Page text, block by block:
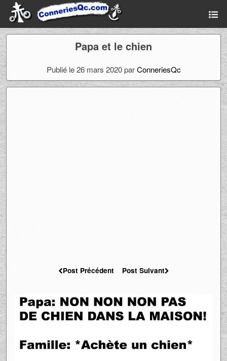
Papa et le chien
Publié le 26 mars 2020 parConneriesQc
Post Précédent Post Suivant